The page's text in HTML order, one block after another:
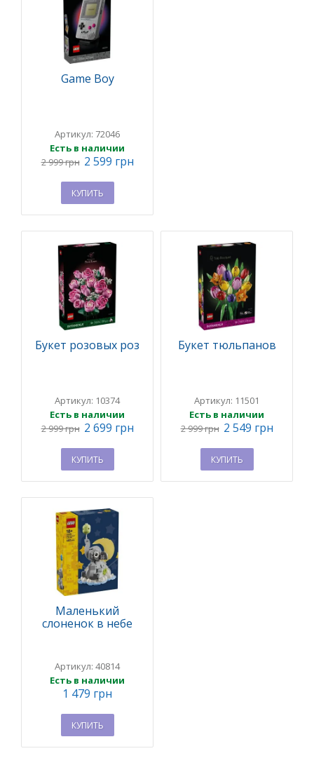
Game Boy
Артикул: 72046
Есть в наличии
2 999 грн 2 599 грн
КУПИТЬ
Букет розовых роз
Артикул: 10374
Есть в наличии
2 999 грн 2 699 грн
КУПИТЬ
Букет тюльпанов
Артикул: 11501
Есть в наличии
2 999 грн 2 549 грн
КУПИТЬ
Маленький
слоненок в небе
Артикул: 40814
Есть в наличии
1 479 грн
КУПИТЬ